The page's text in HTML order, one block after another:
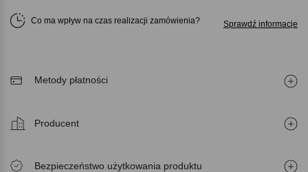
Co ma wpływ na czas realizacji zamówienia Sprawdź informacje
Metody płatności
Producent
Bezpieczeństwo użytkowania produktu